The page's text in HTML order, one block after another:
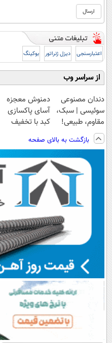
اعتبارسنجی دیزل ژنراتور بوکینگ
از سراسر وب
دندان مصنوعی
سوئیسی | سبک،
مقاوم، طبیعی!
ویزیت
رایگان+پرداخت
اقساطی😍
دمنوش معجزه
آسای پاکسازی
کبد با تخفیف
بازگشت به بالای صفحه